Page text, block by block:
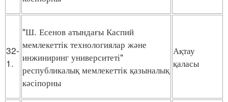
32-
1.
"Ш. Есенов атындағы Каспий
мемлекеттік технологиялар және
инжиниринг университеті"
республикалық мемлекеттік қазыналық
кәсіпорны
Ақтау
қаласы